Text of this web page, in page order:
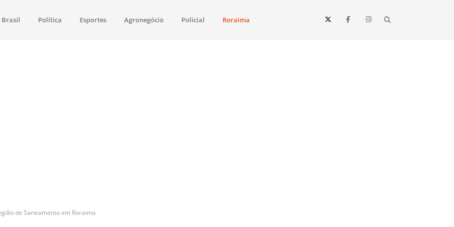
saúde, esportes, economia e os principais acontecimentos de Boa Vista e todo o estado de Roraima. Fique sempre informado
Brasil Política Esportes Agronegócio Policial Roraima
de Saneamento em Roraima